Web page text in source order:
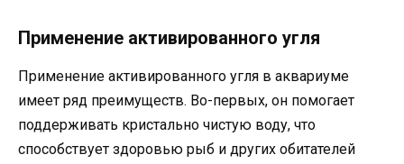
Применение активированного угля
Применение активированного угля в аквариуме
имеет ряд преимуществ. Во-первых, он помогает
поддерживать кристально чистую воду, что
способствует здоровью рыб и других обитателей